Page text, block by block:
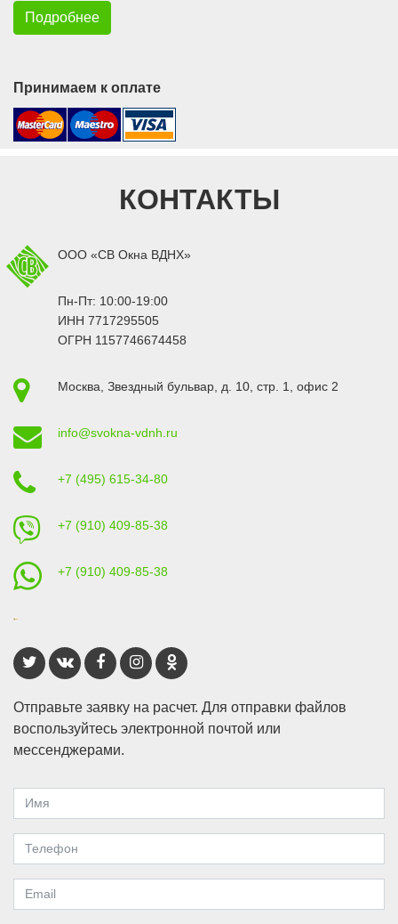
Подробнее
Принимаем к оплате
КОНТАКТЫ
ООО «СВ Окна ВДНХ»
Пн-Пт: 10:00-19:00
ИНН 7717295505
ОГРН 1157746674458
Москва Звездный бульвар, д. 10, стр. 1 , офис 2
info@svokna-vdnh.ru
+7 (495) 615-34-80
+7 (910) 409-85-38
+7 (910) 409-85-38
Отправьте заявку на расчет. Для отправки файлов
воспользуйтесь электронной почтой или
мессенджерами.